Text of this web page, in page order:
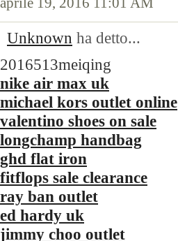
Unknown ha detto...
2016513meiqing
nike air max uk
michael kors outlet online
valentino shoes on sale
longchamp handbag
ghd flat iron
fitflops sale clearance
ray ban outlet
ed hardy uk
jimmy choo outlet